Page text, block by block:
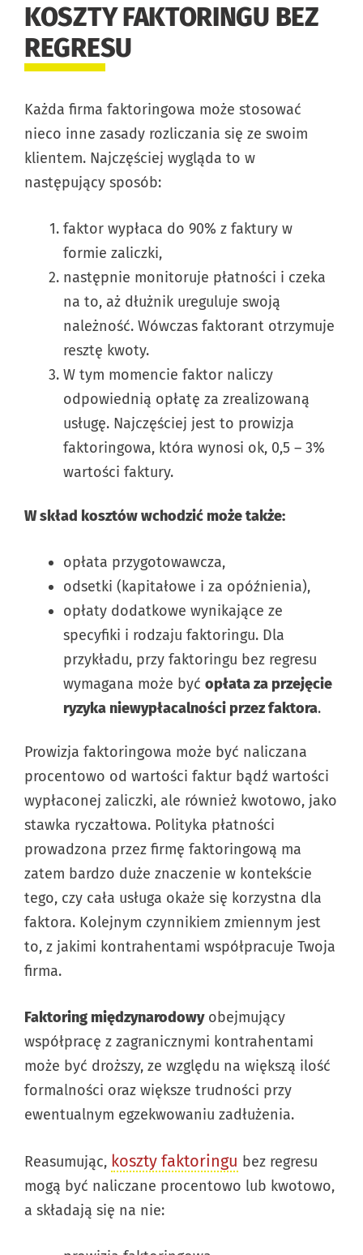
KOSZTY FAKTORINGU BEZ
REGRESU
Każda firma faktoringowa może stosować
nieco inne zasady rozliczania się ze swoim
klientem. Najczęściej wygląda to w
następujący sposób:
faktor wypłaca do 90% z faktury w
formie zaliczki,
następnie monitoruje płatności i czeka
na to, aż dłużnik ureguluje swoją
należność. Wówczas faktorant otrzymuje
resztę kwoty.
W tym momencie faktor naliczy
odpowiednią opłatę za zrealizowaną
usługę. Najczęściej jest to prowizja
faktoringowa, która wynosi ok, 0,5 – 3%
wartości faktury.
W skład kosztów wchodzić może także:
opłata przygotowawcza,
odsetki (kapitałowe i za opóźnienia),
opłaty dodatkowe wynikające ze
specyfiki i rodzaju faktoringu. Dla
przykładu, przy faktoringu bez regresu
wymagana może być opłata za przejęcie
ryzyka niewypłacalności przez faktora.
Prowizja faktoringowa może być naliczana
procentowo od wartości faktur bądź wartości
wypłaconej zaliczki, ale również kwotowo, jako
stawka ryczałtowa. Polityka płatności
prowadzona przez firmę faktoringową ma
zatem bardzo duże znaczenie w kontekście
tego, czy cała usługa okaże się korzystna dla
faktora. Kolejnym czynnikiem zmiennym jest
to, z jakimi kontrahentami współpracuje Twoja
firma.
Faktoring międzynarodowyobejmujący
współpracę z zagranicznymi kontrahentami
może być droższy, ze względu na większą ilość
formalności oraz większe trudności przy
ewentualnym egzekwowaniu zadłużenia.
Reasumując, koszty faktoringu bez regresu
mogą być naliczane procentowo lub kwotowo,
a składają się na nie: